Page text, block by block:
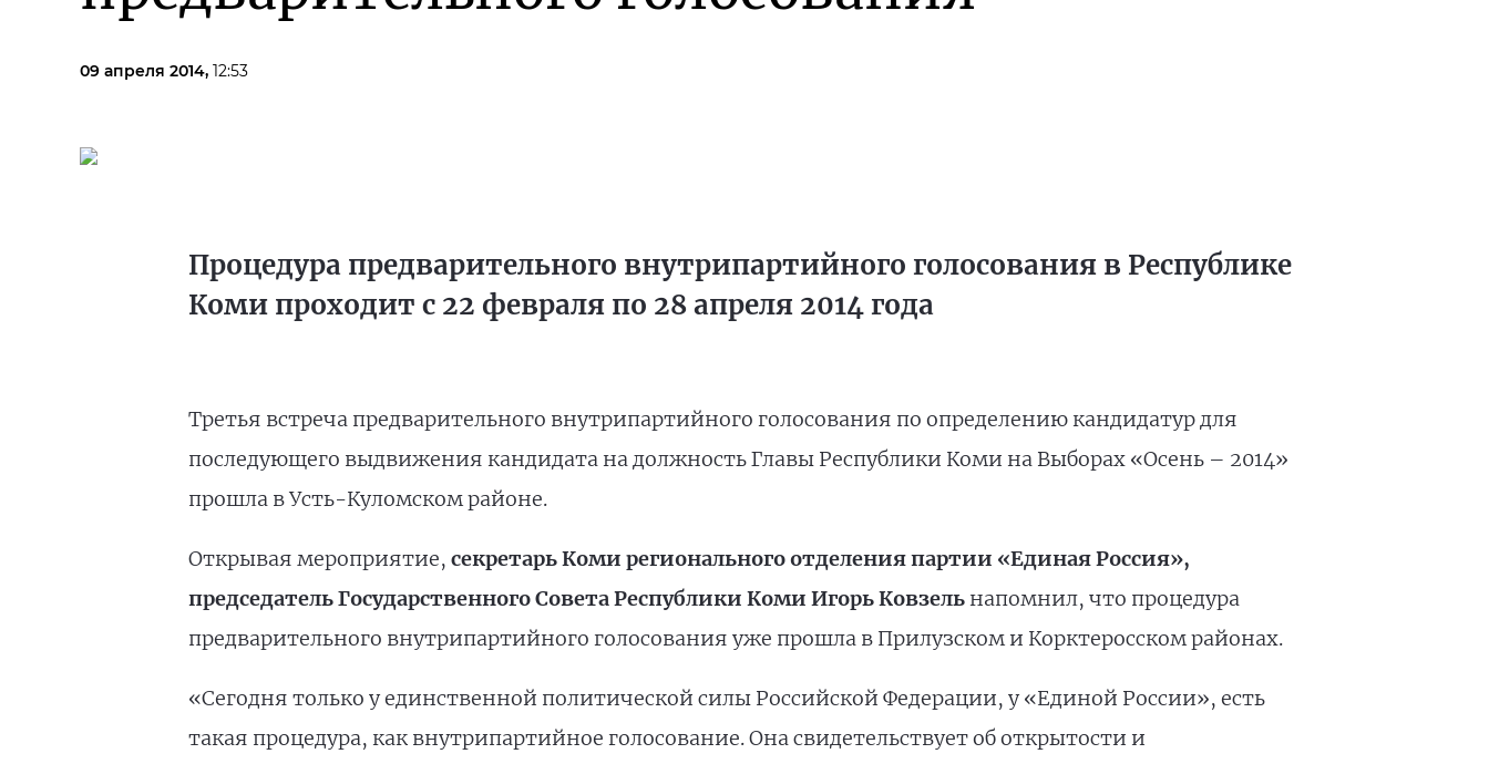
09 апреля 2014, 12:53
Процедура предварительного внутрипартийного голосования в Республике
Коми проходит с 22 февраля по 28 апреля 2014 года
Третья встреча предварительного внутрипартийного голосования по определению кандидатур для
последующего выдвижения кандидата на должность Главы Республики Коми на Выборах «Осень – 2014»
прошла в Усть-Куломском районе.
Открывая мероприятие, секретарь Коми регионального отделения партии «Единая Россия»,
председатель Государственного Совета Республики Коми Игорь Ковзельнапомнил, что процедура
предварительного внутрипартийного голосования уже прошла в Прилузском и Корктеросском районах.
«Сегодня только у единственной политической силы Российской Федерации, у «Единой России», есть
такая процедура, как внутрипартийное голосование. Она свидетельствует об открытости и